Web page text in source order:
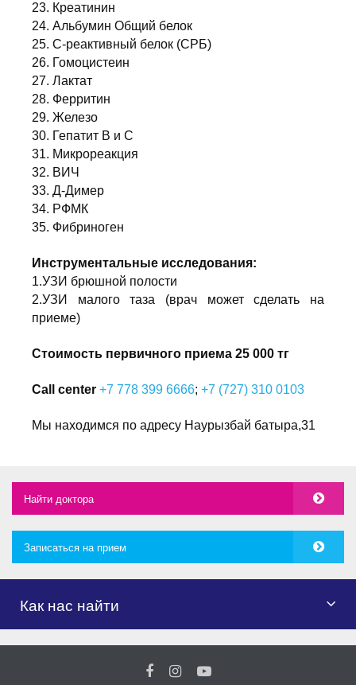
23. Креатинин
24. Альбумин Общий белок
25. С-реактивный белок (СРБ)
26. Гомоцистеин
27. Лактат
28. Ферритин
29. Железо
30. Гепатит В и С
31. Микрореакция
32. ВИЧ
33. Д-Димер
34. РФМК
35. Фибриноген
Инструментальные исследования:
1.УЗИ брюшной полости
2.УЗИ малого таза (врач может сделать на
приеме)
Стоимость первичного приема 25 000 тг
Call center +7 778 399 6666; +7 (727) 310 0103
Мы находимся по адресу Наурызбай батыра,31
Найти доктора
Записаться на прием
Как нас найти